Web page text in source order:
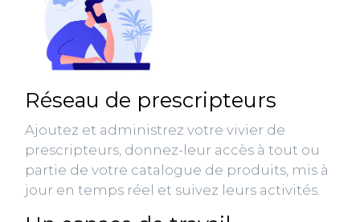
Réseau de prescripteurs
Ajoutez et administrez votre vivier de
prescripteurs, donnez-leur accès à tout ou
partie de votre catalogue de produits, mis à
jour en temps réel et suivez leurs activités.